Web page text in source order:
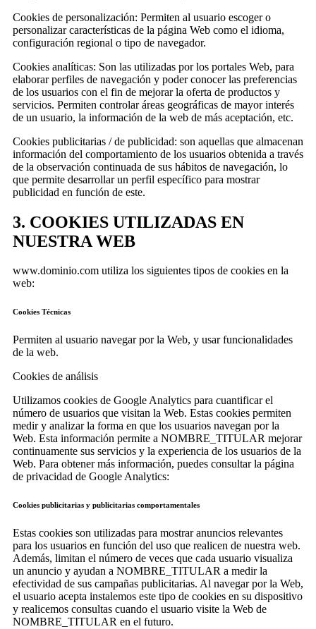
Cookies de personalización: Permiten al usuario escoger o
personalizar características de la página Web como el idioma,
configuración regional o tipo de navegador.
Cookies analíticas: Son las utilizadas por los portales Web, para
elaborar perfiles de navegación y poder conocer las preferencias
de los usuarios con el fin de mejorar la oferta de productos y
servicios. Permiten controlar áreas geográficas de mayor interés
de un usuario, la información de la web de más aceptación, etc.
Cookies publicitarias / de publicidad: son aquellas que almacenan
información del comportamiento de los usuarios obtenida a través
de la observación continuada de sus hábitos de navegación, lo
que permite desarrollar un perfil específico para mostrar
publicidad en función de este.
3. COOKIES UTILIZADAS EN
NUESTRA WEB
www.dominio.com utiliza los siguientes tipos de cookies en la
web:
Cookies Técnicas
Permiten al usuario navegar por la Web, y usar funcionalidades
de la web.
Cookies de análisis
Utilizamos cookies de Google Analytics para cuantificar el
número de usuarios que visitan la Web. Estas cookies permiten
medir y analizar la forma en que los usuarios navegan por la
Web. Esta información permite a NOMBRE_TITULAR mejorar
continuamente sus servicios y la experiencia de los usuarios de la
Web. Para obtener más información, puedes consultar la página
de privacidad de Google Analytics:
Cookies publicitarias y publicitarias comportamentales
Estas cookies son utilizadas para mostrar anuncios relevantes
para los usuarios en función del uso que realicen de nuestra web.
Además, limitan el número de veces que cada usuario visualiza
un anuncio y ayudan a NOMBRE_TITULAR a medir la
efectividad de sus campañas publicitarias. Al navegar por la Web,
el usuario acepta instalemos este tipo de cookies en su dispositivo
y realicemos consultas cuando el usuario visite la Web de
NOMBRE_TITULAR en el futuro.